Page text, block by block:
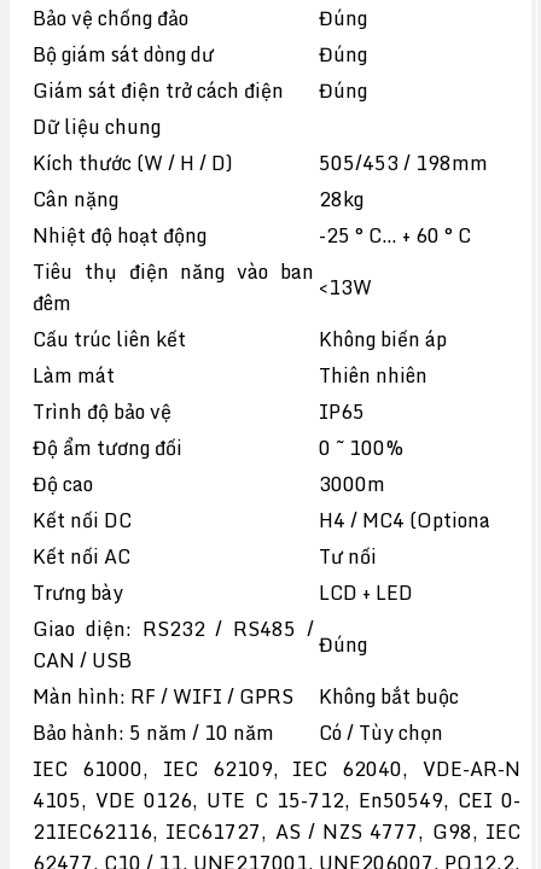
Bảo vệ chống đảo
Đúng
Bộ giám sát dòng dư
Đúng
Giám sát điện trở cách điện
Đúng
Dữ liệu chung
Kích thước (W / H / D)
505/453 / 198mm
Cân nặng
28kg
Nhiệt độ hoạt động
-25 ° C… + 60 ° C
Tiêu thụ điện năng vào ban
đêm
<13W
Cấu trúc liên kết
Không biến áp
Làm mát
Thiên nhiên
Trình độ bảo vệ
IP65
Độ ẩm tương đối
0 ~ 100%
Độ cao
3000m
Kết nối DC
H4 / ​​MC4 (Optiona
Kết nối AC
Tư nối
Trưng bày
LCD + LED
Giao diện: RS232 / RS485 /
CAN / USB
Đúng
Màn hình: RF / WIFI / GPRS
Không bắt buộc
Bảo hành: 5 năm / 10 năm
Có / Tùy chọn
IEC 61000, IEC 62109, IEC 62040, VDE-AR-N
4105, VDE 0126, UTE C 15-712, En50549, CEI 0-
21IEC62116, IEC61727, AS / NZS 4777, G98, IEC